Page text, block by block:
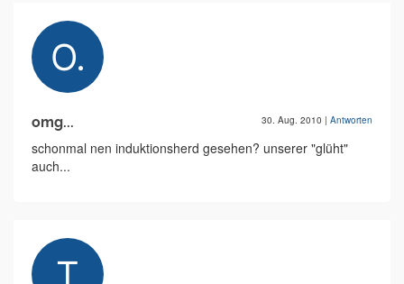
omg... 30. Aug. 2010 | Antworten
schonmal nen induktionsherd gesehen? unserer "glüht"
auch...